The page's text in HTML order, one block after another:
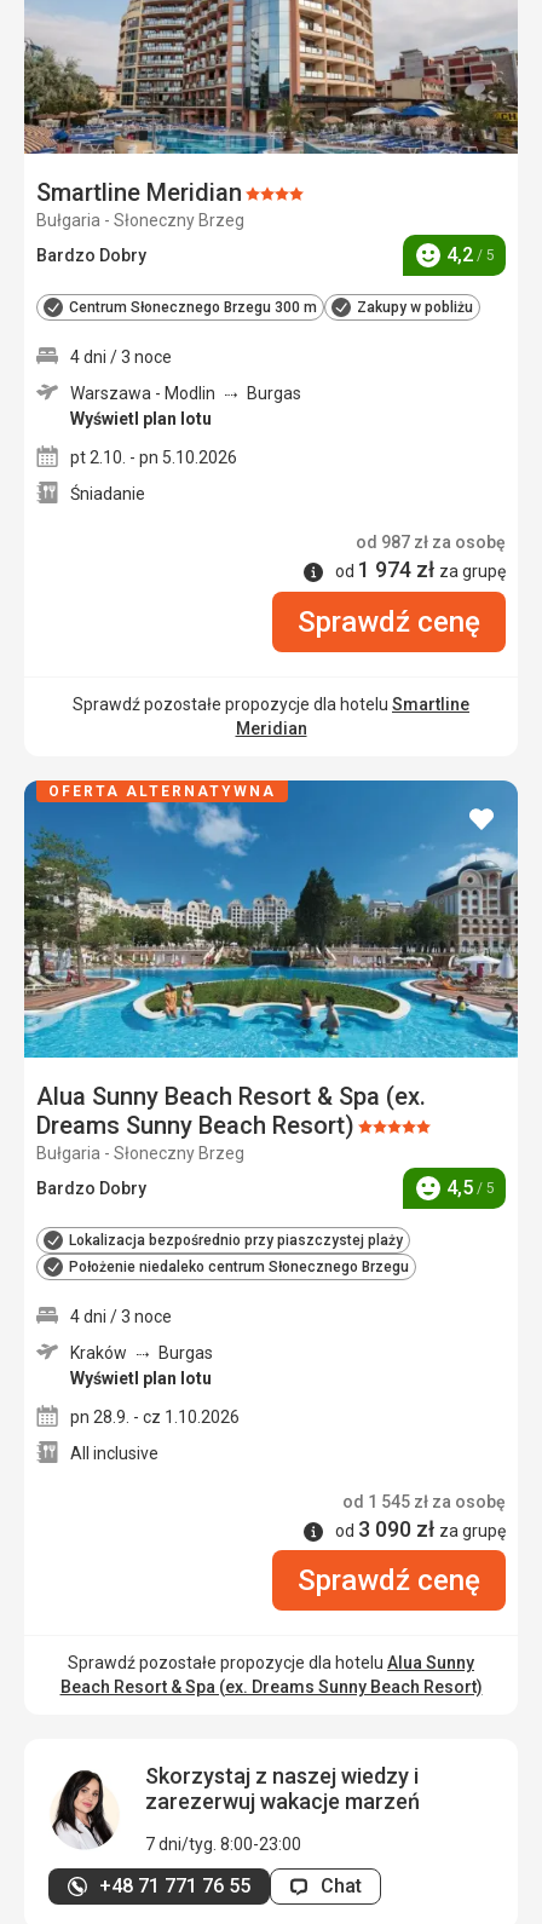
Smartline Meridian Ocena:
Bułgaria - Słoneczny Brzeg
Bardzo Dobry
Ocena
4,2 / 5
Centrum Słonecznego Brzegu 300 m Zakupy w pobliżu
4 dni / 3 noce
Warszawa - Modlin
Burgas
Wyświetl plan lotu
pt 2.10. - pn 5.10.2026
Śniadanie
od 987 zł za osobę
Informacje
od 1 974 zł za grupę
Sprawdź cenę
Sprawdź pozostałe propozycje dla hotelu Smartline
Meridian
Alua Sunny Beach Resort & Spa (ex.
Dreams Sunny Beach Resort) Ocena:
Bułgaria - Słoneczny Brzeg
Bardzo Dobry
Ocena
4,5 / 5
Lokalizacja bezpośrednio przy piaszczystej plaży
Położenie niedaleko centrum Słonecznego Brzegu
dodaj
4 dni / 3 noce
Kraków
Burgas
Wyświetl plan lotu
pn 28.9. - cz 1.10.2026
All inclusive
od 1 545 zł za osobę
Informacje
od 3 090 zł za grupę
Sprawdź cenę
Sprawdź pozostałe propozycje dla hotelu Alua Sunny
Beach Resort & Spa (ex. Dreams Sunny Beach Resort)
OFERTA ALTERNATYWNA
Skorzystaj z naszej wiedzy i
zarezerwuj wakacje marzeń
7 dni/tyg. 8:00-23:00
+48 71 771 76 55 Chat